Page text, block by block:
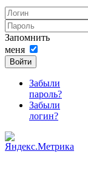
Запомнить
меня
Войти
Забыли
пароль?
Забыли
логин?